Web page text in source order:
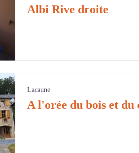
Albi Rive droite
Lacaune
A l'orée du bois et du